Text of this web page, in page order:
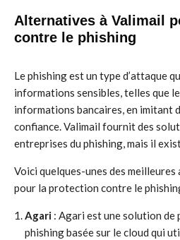
Alternatives à Valimail
contre le phishing
Le phishing est un type d’attaque
informations sensibles, telles que
informations bancaires, en imitant
confiance. Valimail fournit des
entreprises du phishing, mais il
Voici quelques-unes des
pour la protection contre le
Agari : Agari est une solution
phishing basée sur le cloud qui